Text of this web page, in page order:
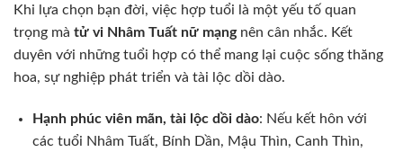
Khi lựa chọn bạn đời, việc hợp tuổi là một yếu tố quan
trọng mà tử vi Nhâm Tuất nữ mạngnên cân nhắc. Kết
duyên với những tuổi hợp có thể mang lại cuộc sống thăng
hoa, sự nghiệp phát triển và tài lộc dồi dào.
Hạnh phúc viên mãn, tài lộc dồi dào: Nếu kết hôn với
các tuổi Nhâm Tuất, Bính Dần, Mậu Thìn, Canh Thìn,